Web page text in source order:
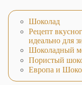
Шоколад
Рецепт
идеально для
Шоколадный
Пористый
Европа и